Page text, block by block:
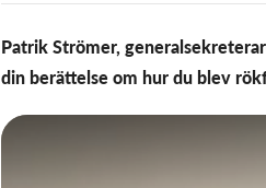
Patrik Strömer,
din berättelse om hur du blev